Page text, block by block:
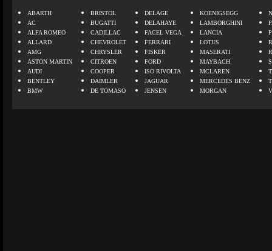
ABARTH
AC
ALFA ROMEO
ALLARD
AMG
ASTON MARTIN
AUDI
BENTLEY
BMW
BRISTOL
BUGATTI
CADILLAC
CHEVROLET
CHRYSLER
CITROEN
COOPER
DAIMLER
DE TOMASO
DELAGE
DELAHAYE
FACEL VEGA
FERRARI
FISKER
FORD
ISO RIVOLTA
JAGUAR
JENSEN
KOENIGSEGG
LAMBORGHINI
LANCIA
LOTUS
MASERATI
MAYBACH
MCLAREN
MERCEDES BENZ
MORGAN